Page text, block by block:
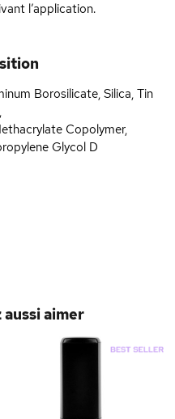
l’application.
Borosilicate, Silica, Tin
Copolymer,
Glycol D
aimer